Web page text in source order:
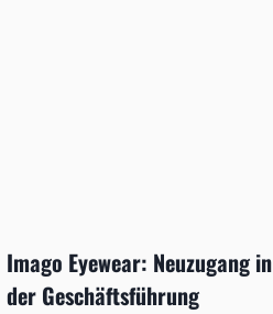
Imago Eyewear: Neuzugang in
der Geschäftsführung